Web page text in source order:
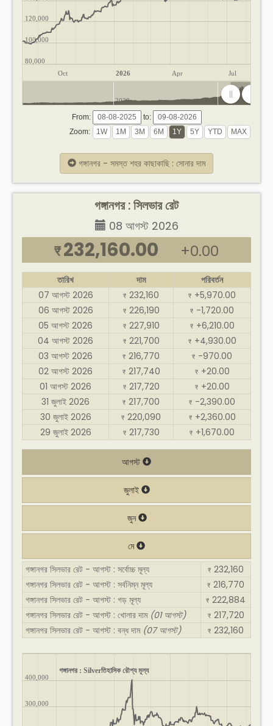
Oct 2026 Apr Jul
80,000
100,000
120,000
2020 2025
From:
to:
Zoom:
গঙ্গানগর - সমস্ত শহর কাছাকাছি : সোনার দাম
গঙ্গানগর : সিলভার রেট
08 আগস্ট 2026
₹ 232,160.00 +0.00
তারিখ দাম
পরিবর্তন
07 আগস্ট 2026
₹ 232,160 ₹ +5,970.00
06 আগস্ট 2026
₹ 226,190 ₹ -1,720.00
05 আগস্ট 2026
₹ 227,910 ₹ +6,210.00
04 আগস্ট 2026
₹ 221,700 ₹ +4,930.00
03 আগস্ট 2026
₹ 216,770 ₹ -970.00
02 আগস্ট 2026
₹ 217,740 ₹ +20.00
01 আগস্ট 2026
₹ 217,720 ₹ +20.00
31 জুলাই 2026
₹ 217,700 ₹ -2,390.00
30 জুলাই 2026
₹ 220,090 ₹ +2,360.00
29 জুলাই 2026
₹ 217,730 ₹ +1,670.00
আগস্ট
জুলাই
জুন
মে
গঙ্গানগর সিলভার রেট - আগস্ট : সর্বোচ্চ মূল্য
₹ 232,160
গঙ্গানগর সিলভার রেট - আগস্ট : সর্বনিম্ন মূল্য
₹ 216,770
গঙ্গানগর সিলভার রেট - আগস্ট : গড় মূল্য
₹ 222,884
গঙ্গানগর সিলভার রেট - আগস্ট : খোলার দাম (01 আগস্ট) ₹ 217,720
গঙ্গানগর সিলভার রেট - আগস্ট : বন্ধ দাম (07 আগস্ট) ₹ 232,160
গঙ্গানগর : Silverতিহাসিক রৌপ্য মূল্য
300,000
400,000